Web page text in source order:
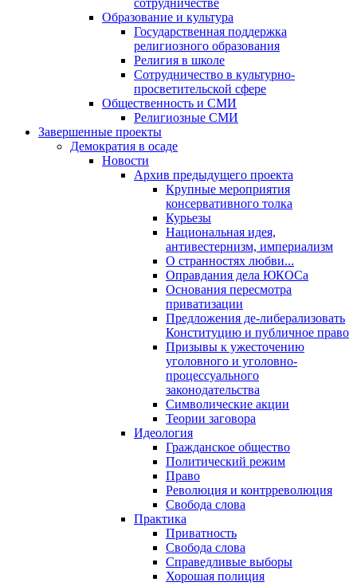
сотрудничестве
Образование и культура
Государственная поддержка
религиозного образования
Религия в школе
Сотрудничество в культурно-
просветительской сфере
Общественность и СМИ
Религиозные СМИ
Завершенные проекты
Демократия в осаде
Новости
Архив предыдущего проекта
Крупные мероприятия
консервативного толка
Курьезы
Национальная идея,
антивестернизм, империализм
О странностях любви...
Оправдания дела ЮКОСа
Основания пересмотра
приватизации
Предложения де-либерализовать
Конституцию и публичное право
Призывы к ужесточению
уголовного и уголовно-
процессуального
законодательства
Символические акции
Теории заговора
Идеология
Гражданское общество
Политический режим
Право
Революция и контрреволюция
Свобода слова
Практика
Приватность
Свобода слова
Справедливые выборы
Хорошая полиция